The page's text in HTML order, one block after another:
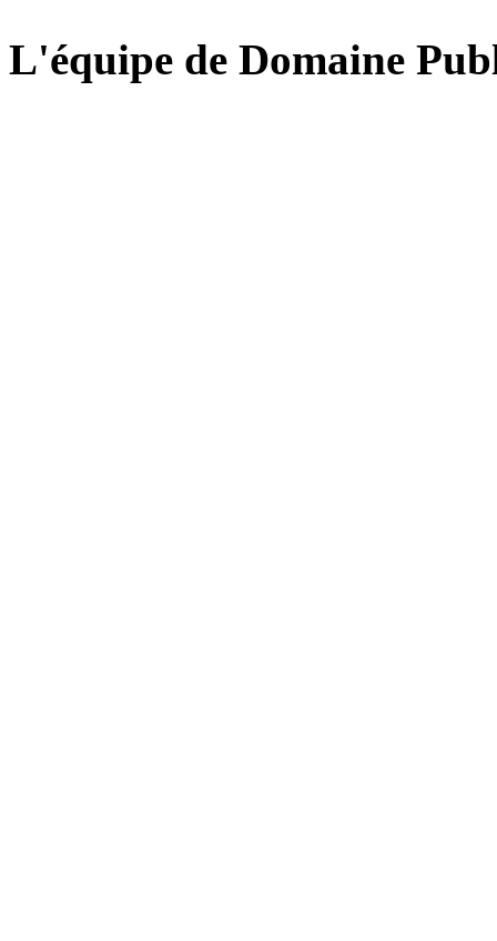
L'équipe de Domaine